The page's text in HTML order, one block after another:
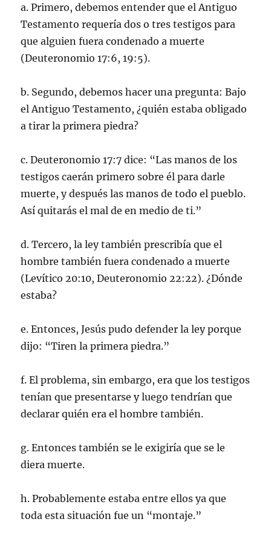
a. Primero, debemos entender que el Antiguo
Testamento requería dos o tres testigos para
que alguien fuera condenado a muerte
(Deuteronomio 17:6, 19:5).
b. Segundo, debemos hacer una pregunta: Bajo
el Antiguo Testamento, ¿quién estaba obligado
a tirar la primera piedra?
c. Deuteronomio 17:7 dice: “Las manos de los
testigos caerán primero sobre él para darle
muerte, y después las manos de todo el pueblo.
Así quitarás el mal de en medio de ti.”
d. Tercero, la ley también prescribía que el
hombre también fuera condenado a muerte
(Levítico 20:10, Deuteronomio 22:22). ¿Dónde
estaba?
e. Entonces, Jesús pudo defender la ley porque
dijo: “Tiren la primera piedra.”
f. El problema, sin embargo, era que los testigos
tenían que presentarse y luego tendrían que
declarar quién era el hombre también.
g. Entonces también se le exigiría que se le
diera muerte.
h. Probablemente estaba entre ellos ya que
toda esta situación fue un “montaje.”